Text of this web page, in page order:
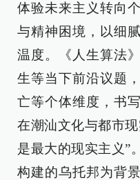
体验未来主义转向
与精神困境，以细
温度。《人生算法
生等当下前沿议题
亡等个体维度，书
在潮汕文化与都市
是最大的现实主义”
构建的乌托邦为背